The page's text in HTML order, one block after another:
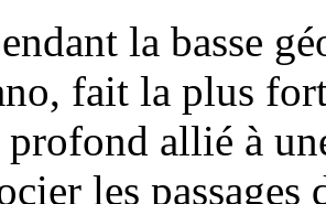
la basse
fait la plus
profond allié à
les